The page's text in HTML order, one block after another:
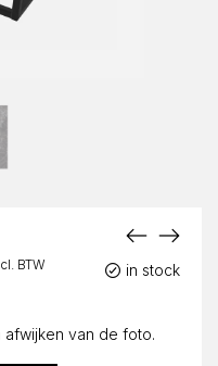
in stock
BTW
afwijken van de foto.